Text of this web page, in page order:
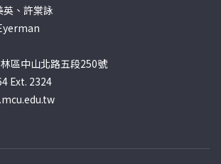
、許棠詠
區中山北路五段250號
Ext. 2324